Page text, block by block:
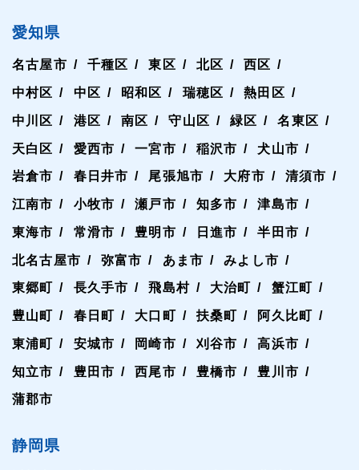
愛知県
名古屋市 千種区 東区 北区 西区
中村区 中区 昭和区 瑞穂区 熱田区
中川区 港区 南区 守山区 緑区 名東区
天白区 愛西市 一宮市 稲沢市 犬山市
岩倉市 春日井市 尾張旭市 大府市 清須市
江南市 小牧市 瀬戸市 知多市 津島市
東海市 常滑市 豊明市 日進市 半田市
北名古屋市 弥富市 あま市 みよし市
東郷町 長久手市 飛島村 大治町 蟹江町
豊山町 春日町 大口町 扶桑町 阿久比町
東浦町 安城市 岡崎市 刈谷市 高浜市
知立市 豊田市 西尾市 豊橋市 豊川市
蒲郡市
静岡県